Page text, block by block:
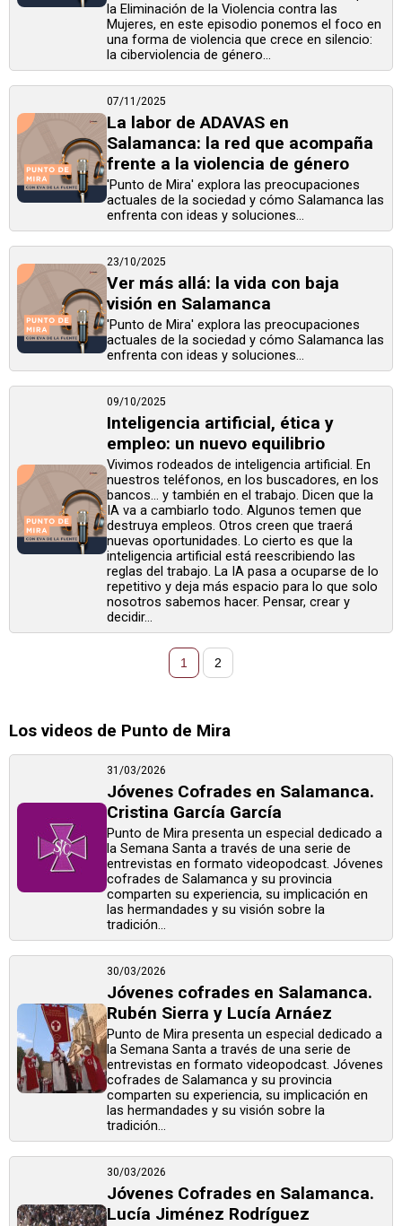
la Eliminación de la Violencia contra las
Mujeres, en este episodio ponemos el foco en
una forma de violencia que crece en silencio:
la ciberviolencia de género...
07/11/2025
La labor de ADAVAS en
Salamanca: la red que acompaña
frente a la violencia de género
'Punto de Mira' explora las preocupaciones
actuales de la sociedad y cómo Salamanca las
enfrenta con ideas y soluciones...
23/10/2025
Ver más allá: la vida con baja
visión en Salamanca
'Punto de Mira' explora las preocupaciones
actuales de la sociedad y cómo Salamanca las
enfrenta con ideas y soluciones...
09/10/2025
Inteligencia artificial, ética y
empleo: un nuevo equilibrio
Vivimos rodeados de inteligencia artificial. En
nuestros teléfonos, en los buscadores, en los
bancos… y también en el trabajo. Dicen que la
IA va a cambiarlo todo. Algunos temen que
destruya empleos. Otros creen que traerá
nuevas oportunidades. Lo cierto es que la
inteligencia artificial está reescribiendo las
reglas del trabajo. La IA pasa a ocuparse de lo
repetitivo y deja más espacio para lo que solo
nosotros sabemos hacer. Pensar, crear y
decidir...
1 2
Los videos de Punto de Mira
31/03/2026
Jóvenes Cofrades en Salamanca.
Cristina García García
Punto de Mira presenta un especial dedicado a
la Semana Santa a través de una serie de
entrevistas en formato videopodcast. Jóvenes
cofrades de Salamanca y su provincia
comparten su experiencia, su implicación en
las hermandades y su visión sobre la
tradición...
30/03/2026
Jóvenes cofrades en Salamanca.
Rubén Sierra y Lucía Arnáez
Punto de Mira presenta un especial dedicado a
la Semana Santa a través de una serie de
entrevistas en formato videopodcast. Jóvenes
cofrades de Salamanca y su provincia
comparten su experiencia, su implicación en
las hermandades y su visión sobre la
tradición...
30/03/2026
Jóvenes Cofrades en Salamanca.
Lucía Jiménez Rodríguez